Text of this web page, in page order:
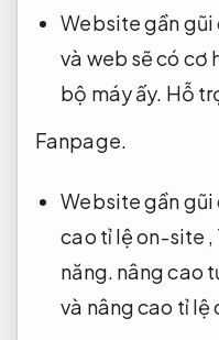
Website gần gũi
và web sẽ có cơ
bộ máy ấy. Hỗ
Fanpage.
Website gần
cao tỉ lệ on-site ,
năng. nâng cao
và nâng cao tỉ lệ